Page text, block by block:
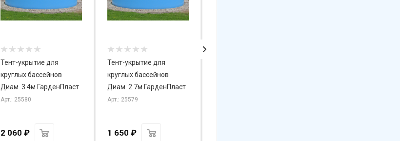
Тент-укрытие для
круглых бассейнов
Диам. 3.4м ГарденПласт
Арт.: 25580
2 060 ₽
Тент-укрытие для
круглых бассейнов
Диам. 2.7м ГарденПласт
Арт.: 25579
1 650 ₽